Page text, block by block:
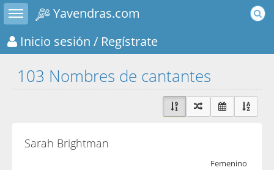
Toggle sidebar
Yavendras.com
Inicio sesión / Regístrate
103 Nombres de cantantes
Sarah Brightman
Femenino